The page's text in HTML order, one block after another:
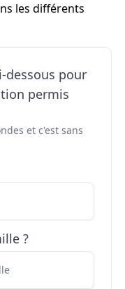
les différents
dessous pour
permis
et c'est sans
?